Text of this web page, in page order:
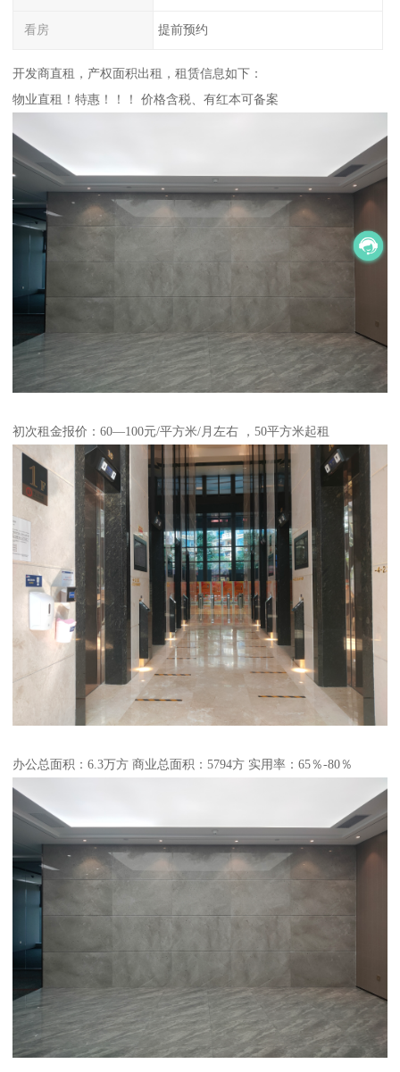
看房 提前预约
开发商直租，产权面积出租，租赁信息如下：
物业直租！特惠！！！ 价格含税、有红本可备案
初次租金报价：60—100元/平方米/月左右 ，50平方米起租
办公总面积：6.3万方 商业总面积：5794方 实用率：65％-80％